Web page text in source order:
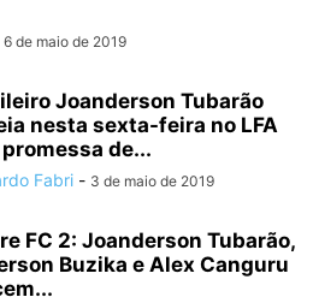
6 de maio de 2019
Joanderson Tubarão
nesta sexta-feira no LFA
de...
Fabri - 3 de maio de 2019
FC 2: Joanderson Tubarão,
Buzika e Alex Canguru